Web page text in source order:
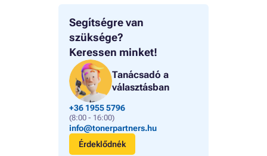
Segítségre van
szüksége?
Keressen minket!
Tanácsadó a
választásban
+36 1955 5796
(8:00 - 16:00)
info@tonerpartners.hu
Érdeklődnék